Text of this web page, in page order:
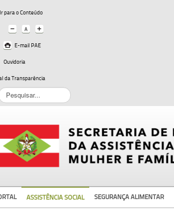
Ir para o Conteúdo
E-mail PAE
Ouvidoria
da Transparência
ASSISTÊNCIA SOCIAL SEGURANÇA ALIMENTAR